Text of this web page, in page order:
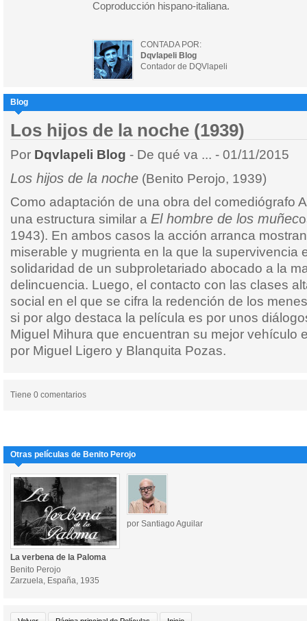
Coproducción hispano-italiana.
CONTADA POR:
Dqvlapeli Blog
Contador de DQVlapeli
Blog
Los hijos de la noche (1939)
Por Dqvlapeli Blog - De qué va ... - 01/11/2015
Los hijos de la noche (Benito Perojo, 1939)
Como adaptación de una obra del comediógrafo
una estructura similar a El hombre de los muñec
1943). En ambos casos la acción arranca
miserable y mugrienta en la que la supervivencia
solidaridad de un subproletariado abocado a la
delincuencia. Luego, el contacto con las clases
social en el que se cifra la redención de los
si por algo destaca la película es por unos
Miguel Mihura que encuentran su mejor vehículo
por Miguel Ligero y Blanquita Pozas.
Tiene 0 comentarios
Otras películas de Benito Perojo
por Santiago Aguilar
La verbena de la Paloma
Benito Perojo
Zarzuela, España, 1935